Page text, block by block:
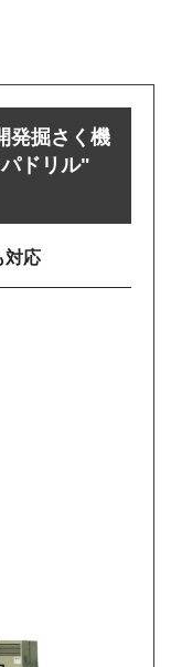
発掘さく機
ドリル"
対応